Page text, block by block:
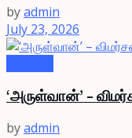
byadmin
July 23, 2026
‘அருள்வான்’ –
byadmin